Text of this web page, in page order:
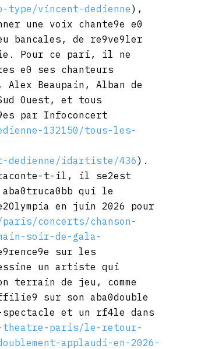
vincent-dedienne),
une voix chante9e e0
bancales, de re9ve9ler
Pour ce pari, il ne
e0 ses chanteurs
Alex Beaupain, Alban de
Ouest, et tous
par Infoconcert
132150/tous-les-
idartiste/436).
raconte-t-il, il se2est
aba0truca0bb qui le
en juin 2026 pour
concerts/chanson-
soir-de-gala-
sur les
un artiste qui
terrain de jeu, comme
sur son aba0double
et un rf4le dans
paris/le-retour-
applaudi-en-2026-